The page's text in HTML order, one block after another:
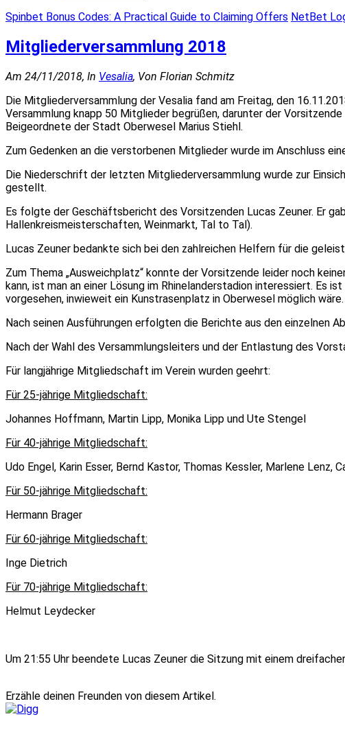
Spinbet Bonus Codes: A Practical Guide to Claiming Offers NetBet
Mitgliederversammlung 2018
Am 24/11/2018, In Vesalia, Von Florian Schmitz
Die Mitgliederversammlung der Vesalia fand am Freitag, den
Versammlung knapp 50 Mitglieder begrüßen, darunter der
Beigeordnete der Stadt Oberwesel Marius Stiehl.
Zum Gedenken an die verstorbenen Mitglieder wurde im Anschluss
Die Niederschrift der letzten Mitgliederversammlung wurde zur
gestellt.
Es folgte der Geschäftsbericht des Vorsitzenden Lucas Zeuner. Er
Hallenkreismeisterschaften, Weinmarkt, Tal to Tal).
Lucas Zeuner bedankte sich bei den zahlreichen Helfern für die
Zum Thema „Ausweichplatz“ konnte der Vorsitzende leider noch
kann, ist man an einer Lösung im Rhinelanderstadion interessiert. Es
vorgesehen, inwieweit ein Kunstrasenplatz in Oberwesel möglich wäre.
Nach seinen Ausführungen erfolgten die Berichte aus den einzelnen
Nach der Wahl des Versammlungsleiters und der Entlastung des
Für langjährige Mitgliedschaft im Verein wurden geehrt:
Für 25-jährige Mitgliedschaft:
Johannes Hoffmann, Martin Lipp, Monika Lipp und Ute Stengel
Für 40-jährige Mitgliedschaft:
Udo Engel, Karin Esser, Bernd Kastor, Thomas Kessler, Marlene Lenz,
Für 50-jährige Mitgliedschaft:
Hermann Brager
Für 60-jährige Mitgliedschaft:
Inge Dietrich
Für 70-jährige Mitgliedschaft:
Helmut Leydecker
Um 21:55 Uhr beendete Lucas Zeuner die Sitzung mit einem
Erzähle deinen Freunden von diesem Artikel.